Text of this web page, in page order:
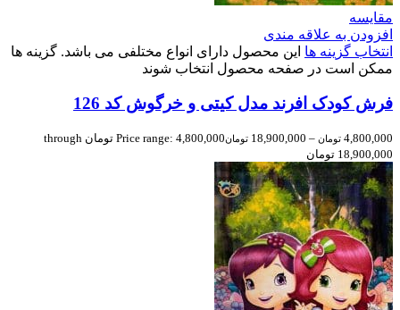
مقایسه
افزودن به علاقه مندی
انتخاب گزینه ها این محصول دارای انواع مختلفی می باشد. گزینه ها
ممکن است در صفحه محصول انتخاب شوند
فرش کودک افرند مدل کیتی و خرگوش کد 126
4,800,000 تومان –
18,900,000 تومان
Price range: 4,800,000 تومان through
18,900,000 تومان